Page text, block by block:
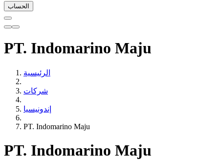
الحساب
PT. Indomarino Maju
الرئيسية
شركات
إندونيسيا
PT. Indomarino Maju
PT. Indomarino Maju